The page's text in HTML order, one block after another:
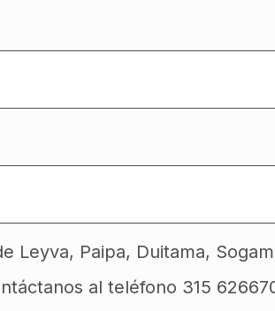
Leyva, Paipa, Duitama,
al teléfono 315